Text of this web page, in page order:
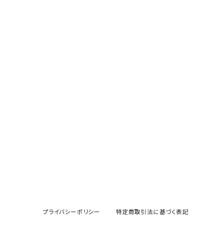
プライバシーポリシー 特定商取引法に基づく表記